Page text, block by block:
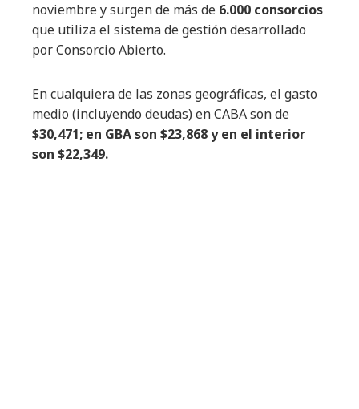
noviembre y surgen de más de 6.000 consorcios
que utiliza el sistema de gestión desarrollado
por Consorcio Abierto.
En cualquiera de las zonas geográficas, el gasto
medio (incluyendo deudas) en CABA son de
$30,471; en GBA son $23,868 y en el interior
son $22,349.